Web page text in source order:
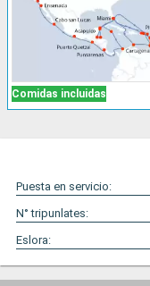
Comidas incluidas
Puesta en servicio:
N° tripunlates:
Eslora: